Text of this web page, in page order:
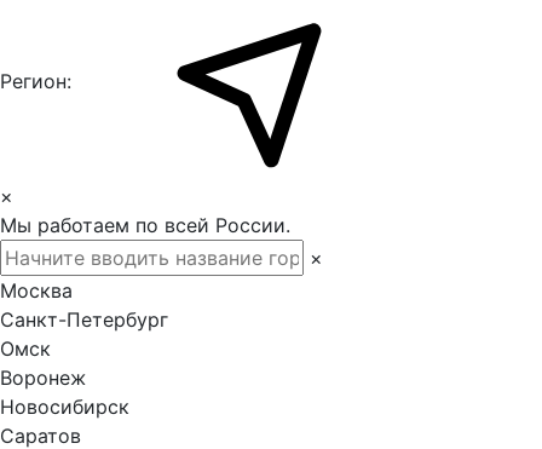
Регион:
×
Мы работаем по всей России.
×
Москва
Санкт-Петербург
Омск
Воронеж
Новосибирск
Саратов